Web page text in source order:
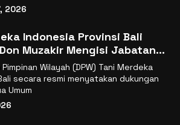
2026
Indonesia Provinsi Bali
Muzakir Mengisi Jabatan
RI
Pimpinan Wilayah (DPW) Tani Merdeka
secara resmi menyatakan dukungan
Umum